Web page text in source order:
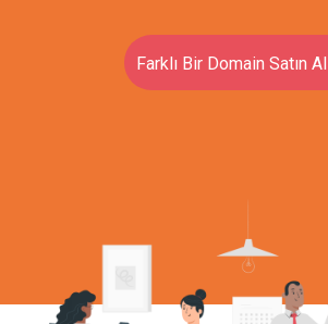
Farklı Bir Domain Satın Al